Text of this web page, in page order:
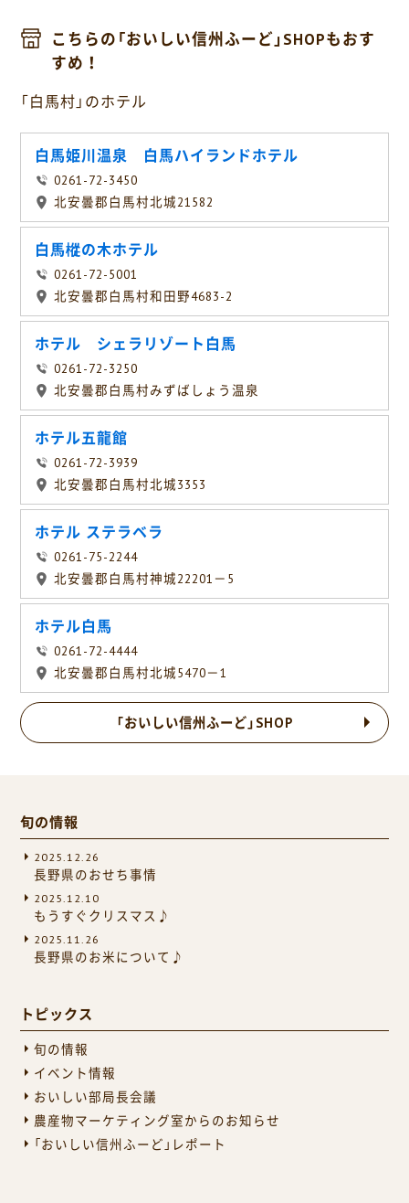
こちらの「おいしい信州ふーど」SHOPもおす
すめ！
「白馬村」のホテル
白馬姫川温泉 白馬ハイランドホテル
0261-72-3450
北安曇郡白馬村北城21582
白馬樅の木ホテル
0261-72-5001
北安曇郡白馬村和田野4683-2
ホテル シェラリゾート白馬
0261-72-3250
北安曇郡白馬村みずばしょう温泉
ホテル五龍館
0261-72-3939
北安曇郡白馬村北城3353
ホテル ステラベラ
0261-75-2244
北安曇郡白馬村神城22201－5
ホテル白馬
0261-72-4444
北安曇郡白馬村北城5470－1
「おいしい信州ふーど」SHOP
旬の情報
2025.12.26
長野県のおせち事情
2025.12.10
もうすぐクリスマス♪
2025.11.26
長野県のお米について♪
トピックス
旬の情報
イベント情報
おいしい部局長会議
農産物マーケティング室からのお知らせ
「おいしい信州ふーど」レポート